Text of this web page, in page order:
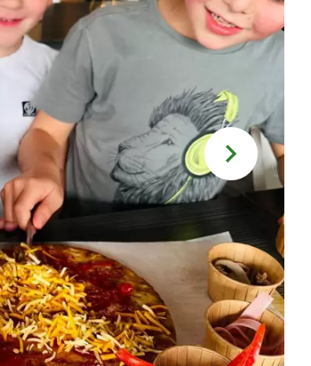
vrienden & familie
of babyshower